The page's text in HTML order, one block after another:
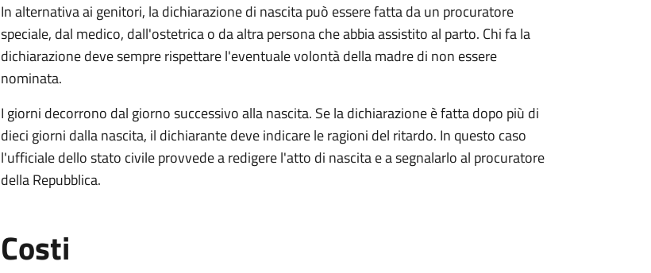
In alternativa ai genitori, la dichiarazione di nascita può essere fatta da un procuratore
speciale, dal medico, dall'ostetrica o da altra persona che abbia assistito al parto. Chi fa la
dichiarazione deve sempre rispettare l'eventuale volontà della madre di non essere
nominata.
I giorni decorrono dal giorno successivo alla nascita. Se la dichiarazione è fatta dopo più di
dieci giorni dalla nascita, il dichiarante deve indicare le ragioni del ritardo. In questo caso
l'ufficiale dello stato civile provvede a redigere l'atto di nascita e a segnalarlo al procuratore
della Repubblica.
Costi